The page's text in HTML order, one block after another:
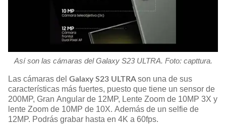
Así son las cámaras del Galaxy S23 ULTRA. Foto: capttura.
Las cámaras del Galaxy S23 ULTRAson una de sus
características más fuertes, puesto que tiene un sensor de
200MP, Gran Angular de 12MP, Lente Zoom de 10MP 3X y
lente Zoom de 10MP de 10X. Además de un selfie de
12MP. Podrás grabar hasta en 4K a 60fps.